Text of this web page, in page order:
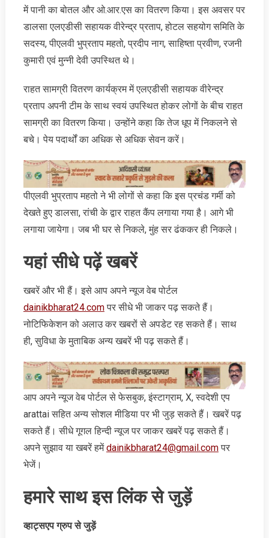
में पानी का बोतल और ओ.आर.एस का वितरण किया। इस अवसर पर
डालसा एलएडीसी सहायक वीरेन्द्र प्रताप, होटल सहयोग समिति के
सदस्य, पीएलवी भुप्रताप महतो, प्रदीप नाग, साहिष्ता प्रवीण, रजनी
कुमारी एवं मुन्नी देवी उपस्थित थे।
राहत सामग्री वितरण कार्यक्रम में एलएडीसी सहायक वीरेन्द्र
प्रताप अपनी टीम के साथ स्वयं उपस्थित होकर लोगों के बीच राहत
सामग्री का वितरण किया। उन्होंने कहा कि तेज धूप में निकलने से
बचे। पेय पदार्थों का अधिक से अधिक सेवन करें।
पीएलवी भुप्रताप महतो ने भी लोगों से कहा कि इस प्रचंड गर्मी को
देखते हुए डालसा, रांची के द्वार राहत कैंप लगाया गया है। आगे भी
लगाया जायेगा। जब भी घर से निकले, मुंह सर ढंककर ही निकले।
यहां सीधे पढ़ें खबरें
खबरें और भी हैं। इसे आप अपने न्‍यूज वेब पोर्टल
dainikbharat24.comपर सीधे भी जाकर पढ़ सकते हैं।
नोटिफिकेशन को अलाउ कर खबरों से अपडेट रह सकते हैं। साथ
ही, सुविधा के मुताबिक अन्‍य खबरें भी पढ़ सकते हैं।
आप अपने न्‍यूज वेब पोर्टल से फेसबुक, इंस्‍टाग्राम, X, स्‍वदेशी एप
arattai सहित अन्‍य सोशल मीडिया पर भी जुड़ सकते हैं। खबरें पढ़
सकते हैं। सीधे गूगल हिन्‍दी न्‍यूज पर जाकर खबरें पढ़ सकते हैं।
अपने सुझाव या खबरें हमेंdainikbharat24@gmail.comपर
भेजें।
हमारे साथ इस लिंक से जुड़ें
व्‍हाट्सएप ग्रुप से जुड़ें